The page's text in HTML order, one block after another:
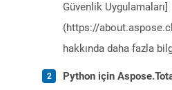
Güvenlik Uygulamaları]
(https://
hakkında daha fazla
Python için